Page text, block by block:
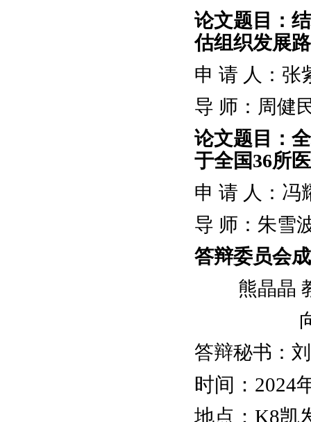
论文题目：
估组织发展
申 请 人：张
导 师：周健
论文题目：
于全国36所
申 请 人：冯
导 师：朱雪
答辩委员会
熊晶晶
答辩秘书：
时间： 2024
地点 ：K8凯